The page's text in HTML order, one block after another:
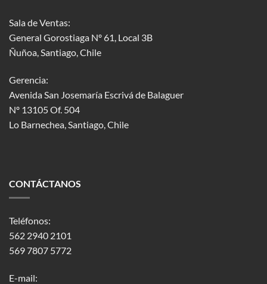
Sala de Ventas:
General Gorostiaga Nº 61, Local 3B
Ñuñoa, Santiago, Chile
Gerencia:
Avenida San Josemaría Escrivá de Balaguer
Nº 13105 Of. 504
Lo Barnechea, Santiago, Chile
CONTÁCTANOS
Teléfonos:
562 2940 2101
569 7807 5772
E-mail: